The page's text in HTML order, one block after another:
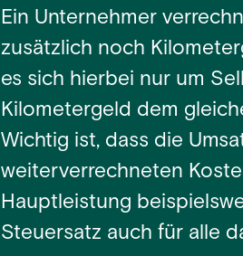
Ein Unternehmer
zusätzlich noch
es sich hierbei nur um
Kilometergeld dem
Wichtig ist, dass die
weiterverrechneten
Hauptleistung
Steuersatz auch für alle